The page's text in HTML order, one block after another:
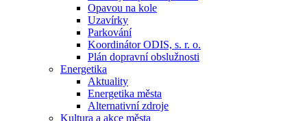
Opavou na kole
Uzavírky
Parkování
Koordinátor ODIS, s. r. o.
Plán dopravní obslužnosti
Energetika
Aktuality
Energetika města
Alternativní zdroje
Kultura a akce města